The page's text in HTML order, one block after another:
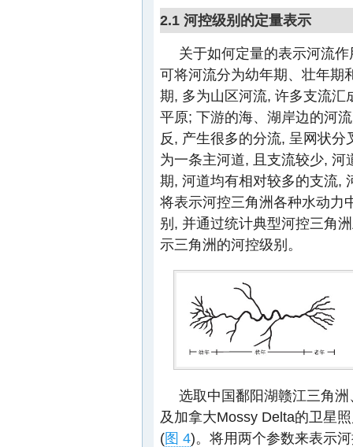
2.1 河控级别的定量表示
关于如何定量的表示河流
可将河流分为幼年期、壮年期
期, 多为山区河流, 许多支流
平原; 下游的海、湖岸边的河
反, 产生很多的分流, 呈网状
为一条主河道, 且支流较少,
期, 河道均有相对较多的支流,
将表示河控三角洲各种水动力
别, 并通过统计典型河控三角
示三角洲的河控级别。
选取中国鄱阳湖赣江三角
及加拿大Mossy Delta的卫星
(图 4)。将用两个参数来表示